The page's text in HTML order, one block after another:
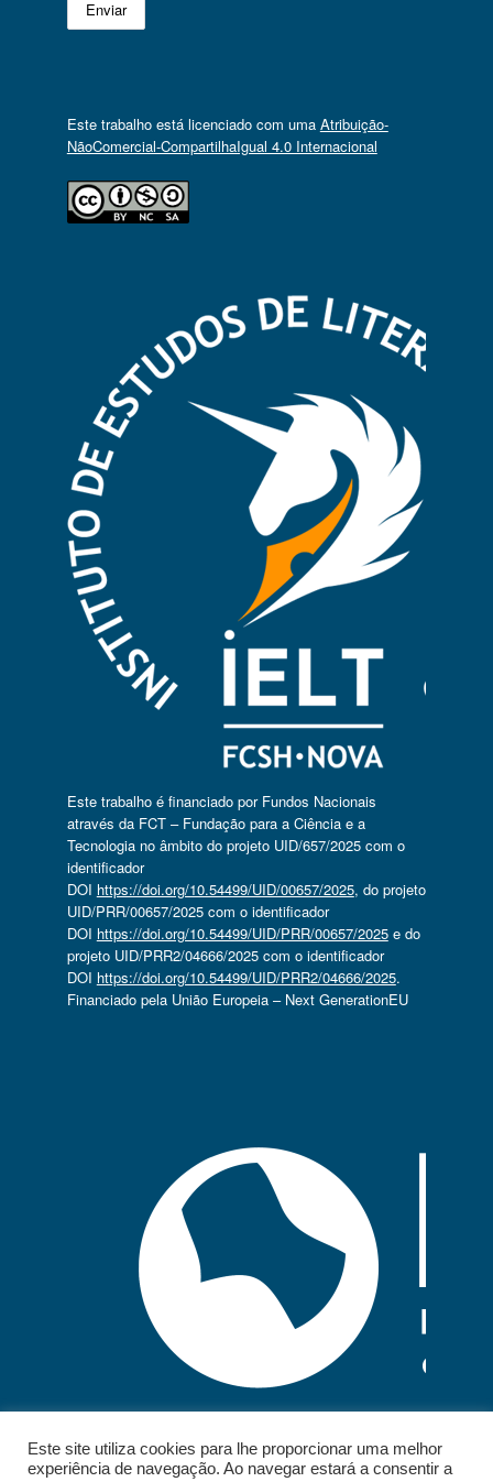
Este trabalho está licenciado com uma Atribuição-
NãoComercial-CompartilhaIgual 4.0 Internacional
Este trabalho é financiado por Fundos Nacionais
através da FCT – Fundação para a Ciência e a
Tecnologia no âmbito do projeto UID/657/2025 com o
identificador
DOI https://doi.org/10.54499/UID/00657/2025, do projeto
UID/PRR/00657/2025 com o identificador
DOI https://doi.org/10.54499/UID/PRR/00657/2025e do
projeto UID/PRR2/04666/2025 com o identificador
DOI https://doi.org/10.54499/UID/PRR2/04666/2025.
Financiado pela União Europeia – Next GenerationEU
Este site utiliza cookies para lhe proporcionar uma melhor
experiência de navegação. Ao navegar estará a consentir a